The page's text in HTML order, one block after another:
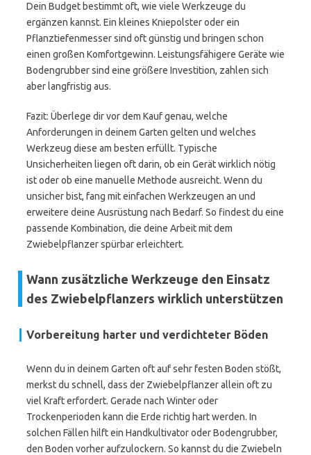
Dein Budget bestimmt oft, wie viele Werkzeuge du
ergänzen kannst. Ein kleines Kniepolster oder ein
Pflanztiefenmesser sind oft günstig und bringen schon
einen großen Komfortgewinn. Leistungsfähigere Geräte wie
Bodengrubber sind eine größere Investition, zahlen sich
aber langfristig aus.
Fazit: Überlege dir vor dem Kauf genau, welche
Anforderungen in deinem Garten gelten und welches
Werkzeug diese am besten erfüllt. Typische
Unsicherheiten liegen oft darin, ob ein Gerät wirklich nötig
ist oder ob eine manuelle Methode ausreicht. Wenn du
unsicher bist, fang mit einfachen Werkzeugen an und
erweitere deine Ausrüstung nach Bedarf. So findest du eine
passende Kombination, die deine Arbeit mit dem
Zwiebelpflanzer spürbar erleichtert.
Wann zusätzliche Werkzeuge den Einsatz
des Zwiebelpflanzers wirklich unterstützen
Vorbereitung harter und verdichteter Böden
Wenn du in deinem Garten oft auf sehr festen Boden stößt,
merkst du schnell, dass der Zwiebelpflanzer allein oft zu
viel Kraft erfordert. Gerade nach Winter oder
Trockenperioden kann die Erde richtig hart werden. In
solchen Fällen hilft ein Handkultivator oder Bodengrubber,
den Boden vorher aufzulockern. So kannst du die Zwiebeln